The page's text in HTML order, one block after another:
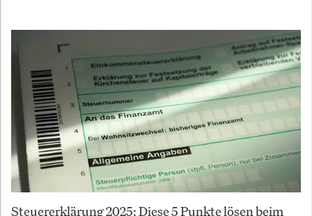
Steuererklärung 2025: Diese 5 Punkte lösen beim